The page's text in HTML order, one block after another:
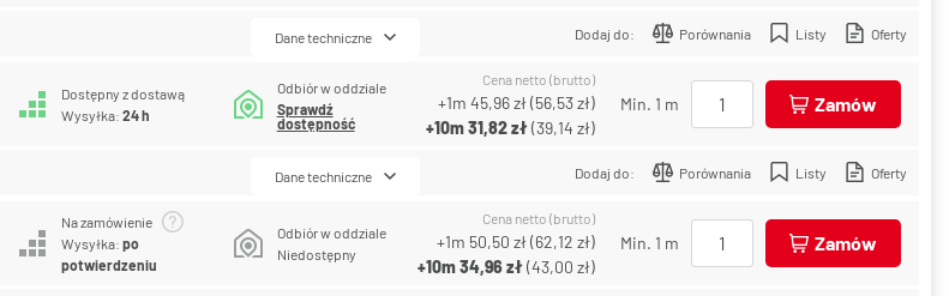
Dodaj do: Porównania Listy Oferty
Dane techniczne
Dostępny z dostawą
Wysyłka:24 h
Odbiór w oddziale
Sprawdź
dostępność
Cena netto (brutto)
+1m 45,96 zł(56,53 zł)
+10m31,82 zł(39,14 zł)
Min. 1 m Zamów
Dodaj do: Porównania Listy Oferty
Dane techniczne
Na zamówienie
Wysyłka:po
potwierdzeniu
Odbiór w oddziale
Niedostępny
Cena netto (brutto)
+1m 50,50 zł(62,12 zł)
+10m34,96 zł(43,00 zł)
Min. 1 m Zamów